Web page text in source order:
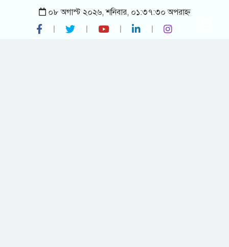
০৮ অগাস্ট ২০২৬, শনিবার, ০১:৩৭:৩০ অপরাহ্ন